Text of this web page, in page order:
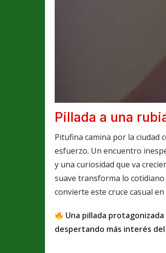
Pillada a una
Pitufina camina por la ciudad
esfuerzo. Un encuentro
y una curiosidad que va
suave transforma lo
convierte este cruce casual
Una pillada
despertando más interés